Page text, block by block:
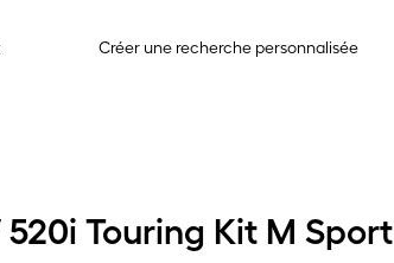
Créer une recherche personnalisée
520i Touring Kit M Sport